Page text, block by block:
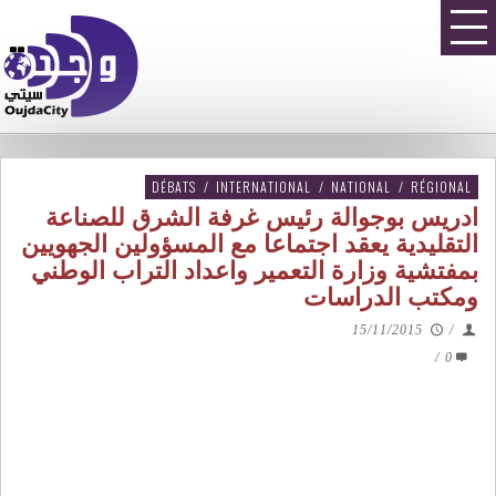
DÉBATS / INTERNATIONAL / NATIONAL / RÉGIONAL
ادريس بوجوالة رئيس غرفة الشرق للصناعة
التقليدية يعقد اجتماعا مع المسؤولين الجهويين
بمفتشية وزارة التعمير واعداد التراب الوطني
ومكتب الدراسات
/
15/11/2015
0
/